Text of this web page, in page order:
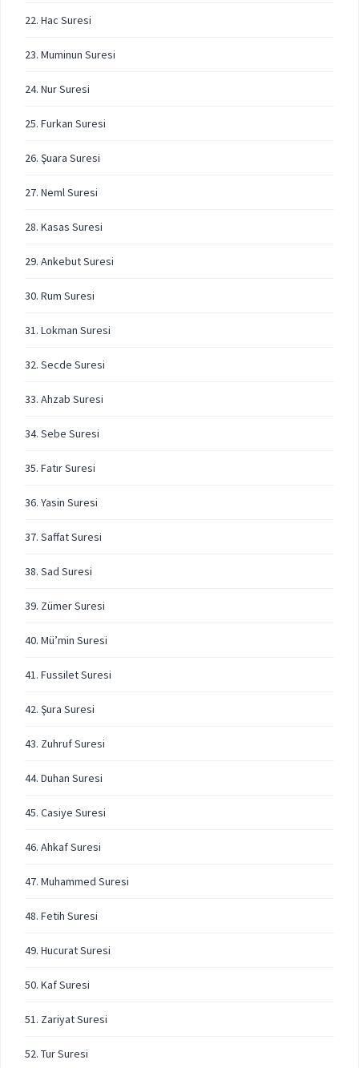
22. Hac Suresi
23. Muminun Suresi
24. Nur Suresi
25. Furkan Suresi
26. Şuara Suresi
27. Neml Suresi
28. Kasas Suresi
29. Ankebut Suresi
30. Rum Suresi
31. Lokman Suresi
32. Secde Suresi
33. Ahzab Suresi
34. Sebe Suresi
35. Fatır Suresi
36. Yasin Suresi
37. Saffat Suresi
38. Sad Suresi
39. Zümer Suresi
40. Mü’min Suresi
41. Fussilet Suresi
42. Şura Suresi
43. Zuhruf Suresi
44. Duhan Suresi
45. Casiye Suresi
46. Ahkaf Suresi
47. Muhammed Suresi
48. Fetih Suresi
49. Hucurat Suresi
50. Kaf Suresi
51. Zariyat Suresi
52. Tur Suresi